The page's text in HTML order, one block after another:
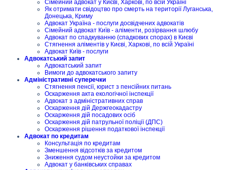
Сімейний адвокат у Києві, Харкові, по всій Україні
Як отримати свідоцтво про смерть на території Луганська,
Донецька, Криму
Адвокат Україна - послуги досвідчених адвокатів
Сімейний адвокат Київ - аліменти, розірвання шлюбу
Адвокат по спадкуванню (спадкових спорах) в Києві
Стягнення аліментів у Києві, Харкові, по всій Україні
Адвокат Київ - послуги
Адвокатський запит
Адвокатський запит
Вимоги до адвокатського запиту
Адміністративні суперечки
Стягнення пенсії, юрист з пенсійних питань
Оскарження акта екологічної інспекції
Адвокат з адміністративних справ
Оскарження дій Держгеокадастру
Оскарження дій посадових осіб
Оскарження дій патрульної поліції (ДПС)
Оскарження рішення податкової інспекції
Адвокат по кредитам
Консультація по кредитам
Зменшення відсотків за кредитом
Зниження судом неустойки за кредитом
Адвокат у банківських справах